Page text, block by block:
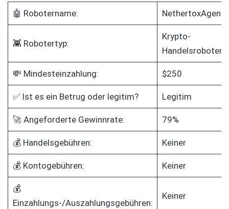
🤖 Robotername: NethertoxAgent
👾 Robotertyp:
Krypto-
Handelsroboter
💸 Mindesteinzahlung: $250
✅ Ist es ein Betrug oder legitim? Legitim
🚀 Angeforderte Gewinnrate: 79%
💰 Handelsgebühren: Keiner
💰 Kontogebühren: Keiner
💰
Einzahlungs-/Auszahlungsgebühren:
Keiner